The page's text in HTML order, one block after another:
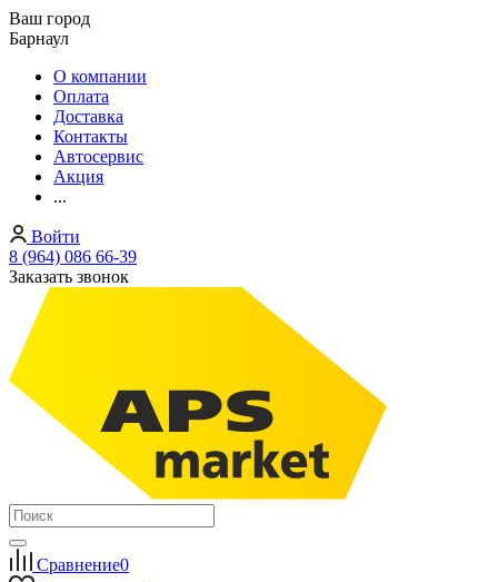
Ваш город
Барнаул
О компании
Оплата
Доставка
Контакты
Автосервис
Акция
...
Войти
8 (964) 086 66-39
Заказать звонок
Сравнение0